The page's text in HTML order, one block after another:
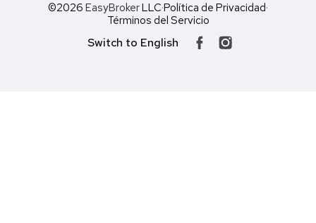
©2026 EasyBrokerLLC·Política de Privacidad·
Términos del Servicio
Switch to English